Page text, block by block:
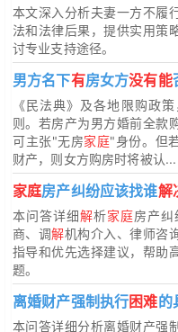
本文深入分析夫妻一方不履
法和法律后果，提供实用策
讨专业支持途径。
男方名下有房女方没有能
《民法典》及各地限购政
则。若房产为男方婚前全款
可主张"无房家庭"身份。但
财产，则女方购房时将被认...
家庭房产纠纷应该找谁解
本问答详细解析家庭房产
商、调解机构介入、律师咨
指导和优先选择建议，帮助
题。
离婚财产强制执行困难的
本问答详细分析离婚财产强